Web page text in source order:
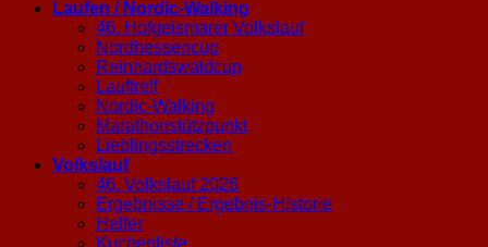
Laufen / Nordic-Walking
46. Hofgeismarer Volkslauf
Nordhessencup
Reinhardswaldcup
Lauftreff
Nordic-Walking
Marathonstützpunkt
Lieblingsstrecken
Volkslauf
46. Volkslauf 2026
Ergebnisse / Ergebnis-Historie
Helfer
Kuchenliste